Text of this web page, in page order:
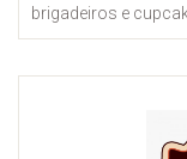
brigadeiros e